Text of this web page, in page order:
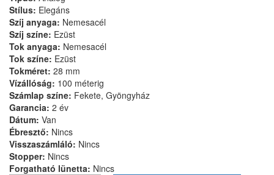
Stílus: Elegáns
Szíj anyaga: Nemesacél
Szíj színe: Ezüst
Tok anyaga: Nemesacél
Tok színe: Ezüst
Tokméret: 28 mm
Vízállóság: 100 méterig
Számlap színe: Fekete, Gyöngyház
Garancia: 2 év
Dátum: Van
Ébresztő: Nincs
Visszaszámláló: Nincs
Stopper: Nincs
Forgatható lünetta: Nincs